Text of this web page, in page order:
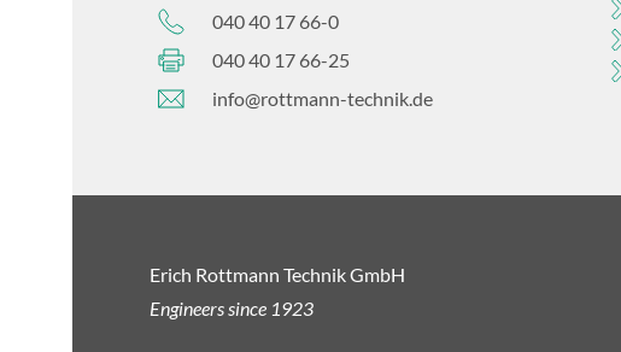
040 40 17 66-0
040 40 17 66-25
info@rottmann-technik.de
Erich Rottmann Technik GmbH
Engineers since 1923